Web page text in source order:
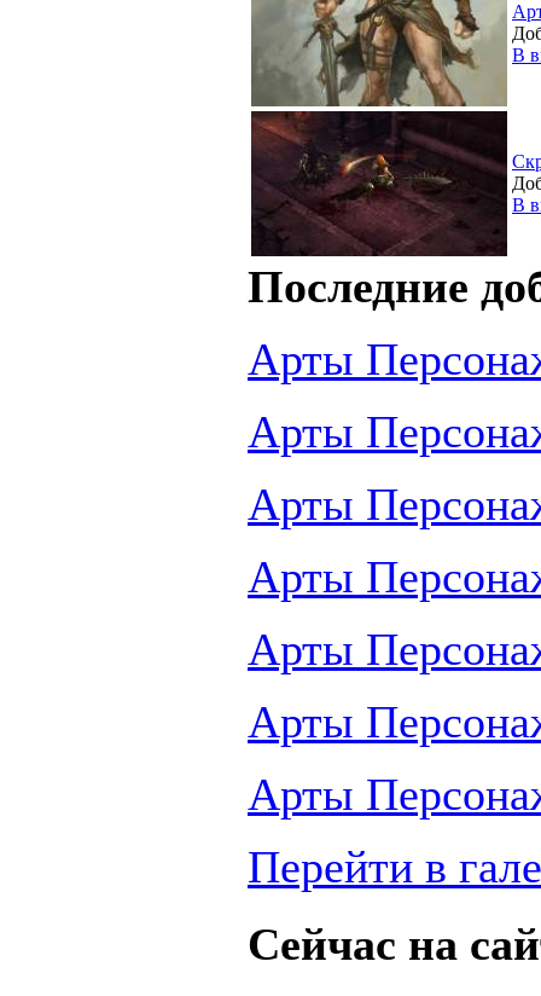
В
В
Последние
Арты
Арты
Арты
Арты
Арты
Арты
Арты
Перейти в
Сейчас на